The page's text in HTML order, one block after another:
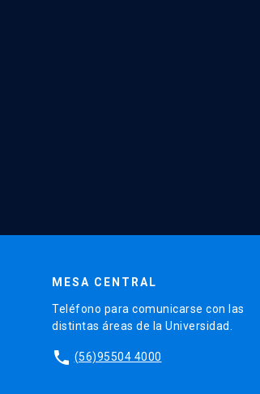
MESA CENTRAL
Teléfono para comunicarse con las
distintas áreas de la Universidad.
phone (56)95504 4000